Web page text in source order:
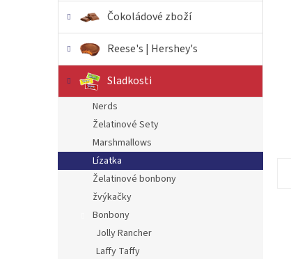
Čokoládové zboží
Reese's | Hershey's
Sladkosti
Nerds
Želatinové Sety
Marshmallows
Lízatka
Želatinové bonbony
žvýkačky
Bonbony
Jolly Rancher
Laffy Taffy